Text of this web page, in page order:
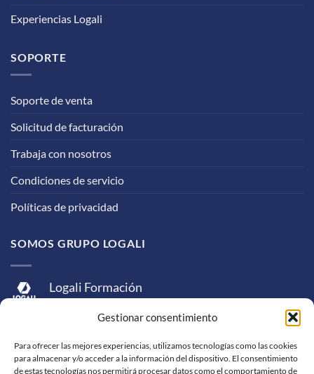
Gestionar consentimiento
Para ofrecer las mejores experiencias, utilizamos tecnologías como las cookies
para almacenar y/o acceder a la información del dispositivo. El consentimiento
de estas tecnologías nos permitirá procesar datos como el comportamiento de
Experiencias Logali
SOPORTE
Soporte de venta
Solicitud de facturación
Trabaja con nosotros
Condiciones de servicio
Políticas de privacidad
SOMOS GRUPO LOGALI
Logali Formación
Logali Consultoría
Logali Ingeniería